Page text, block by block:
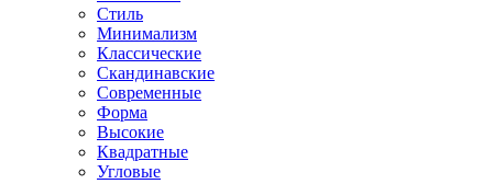
Стиль
Минимализм
Классические
Скандинавские
Современные
Форма
Высокие
Квадратные
Угловые